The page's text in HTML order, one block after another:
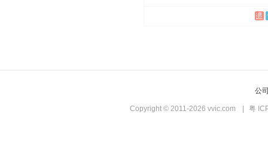
公
Copyright © 2011-2026 vvic.com 粤